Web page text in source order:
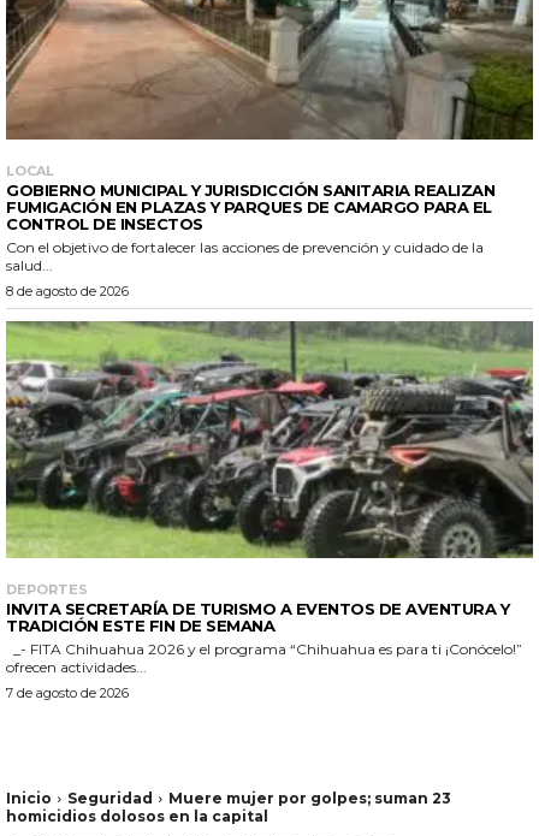
LOCAL
GOBIERNO MUNICIPAL Y JURISDICCIÓN SANITARIA REALIZAN
FUMIGACIÓN EN PLAZAS Y PARQUES DE CAMARGO PARA EL
CONTROL DE INSECTOS
Con el objetivo de fortalecer las acciones de prevención y cuidado de la
salud...
8 de agosto de 2026
DEPORTES
INVITA SECRETARÍA DE TURISMO A EVENTOS DE AVENTURA Y
TRADICIÓN ESTE FIN DE SEMANA
ofrecen actividades...
7 de agosto de 2026